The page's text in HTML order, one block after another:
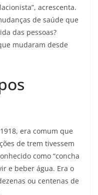
acrescenta.
de saúde que
das pessoas?
mudaram desde
era comum que
de trem tivessem
como “concha
e beber água. Era o
ou centenas de